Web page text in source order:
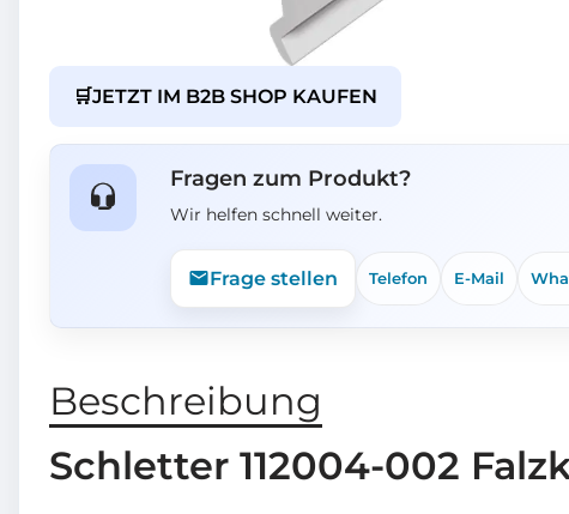
🛒JETZT IM B2B SHOP KAUFEN
Fragen zum Produkt?
Wir helfen schnell weiter.
Frage stellen Telefon E-Mail
Beschreibung
Schletter 112004-002